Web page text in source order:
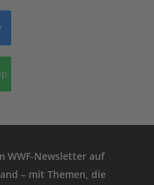
WWF-Newsletter auf
– mit Themen, die